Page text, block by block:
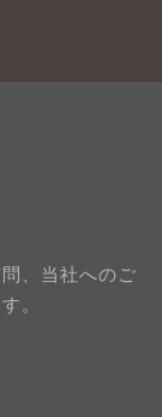
、当社へのご
。